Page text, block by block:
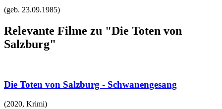
(geb. 23.09.1985)
Relevante Filme zu "Die Toten von
Salzburg"
Die Toten von Salzburg - Schwanengesang
(2020, Krimi)